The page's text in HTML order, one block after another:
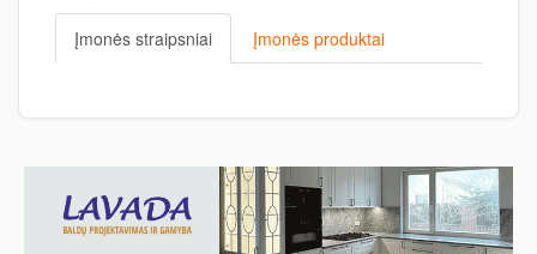
Įmonės straipsniai Įmonės produktai